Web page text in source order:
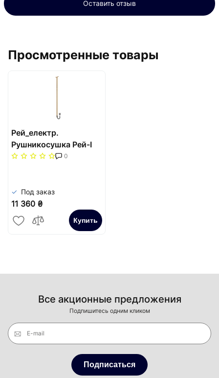
Оставить отзыв
Просмотренные товары
Рей_електр.
Рушникосушка Рей-І
1100х30/130 електр.
0
Под заказ
11 360 ₴
Купить
Все акционные предложения
Подпишитесь одним кликом
E-mail
Подписаться